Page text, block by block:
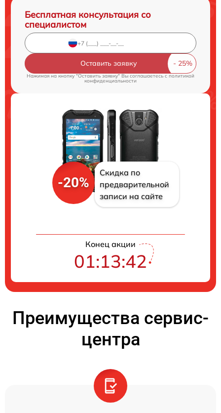
Бесплатная консультация со
специалистом
Оставить заявку
Нажимая на кнопку "Оставить заявку" Вы соглашаетесь c политикой
конфиденциальности
-20%
Скидка по
предварительной
записи на сайте
Конец акции
01:13:41
Преимущества сервис-
центра